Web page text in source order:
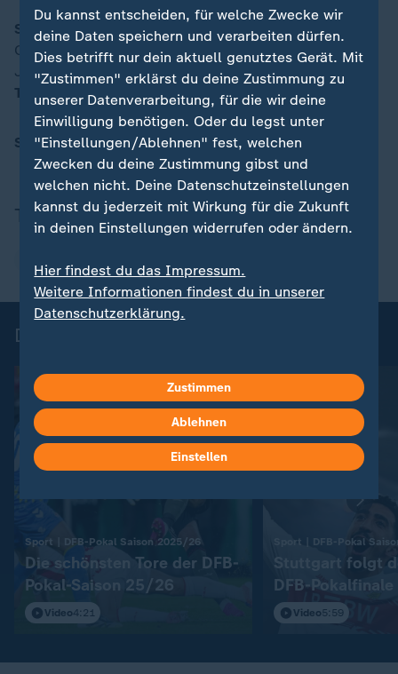
SGS Essen: Winkler - Sterner, Meißner, Pucks,
Ostermeier (58. Pfluger) - Piljic, Rieke, Kowalski (58.
Joester) - Purtscheller, Maier, Elmazi (58. Potsi)
Trainer:
Markus Högner
Schiedsrichter:Naemi Breier (Zerf)
Thema
DFB-Pokal - Highlights
Sport | DFB-Pokal Saison 2025/26
Die schönsten Tore der DFB-
Pokal-Saison 25/26
Video4:21
Sport | DFB-Pokal
Stuttgart folgt
DFB-Pokalfinale
Video5:59
Du kannst entscheiden, für welche Zwecke wir
deine Daten speichern und verarbeiten dürfen.
Dies betrifft nur dein aktuell genutztes Gerät. Mit
"Zustimmen" erklärst du deine Zustimmung zu
unserer Datenverarbeitung, für die wir deine
Einwilligung benötigen. Oder du legst unter
"Einstellungen/Ablehnen" fest, welchen
Zwecken du deine Zustimmung gibst und
welchen nicht. Deine Datenschutzeinstellungen
kannst du jederzeit mit Wirkung für die Zukunft
in deinen Einstellungen widerrufen oder ändern.
Hier findest du das Impressum.
Weitere Informationen findest du in unserer
Datenschutzerklärung.
Zustimmen
Ablehnen
Einstellen